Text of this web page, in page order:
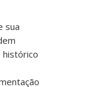
sua
histórico